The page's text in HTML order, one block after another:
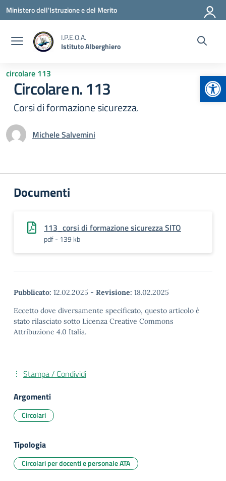
Vai ai contenuti
Vai al menu di navigazione
Vai al footer
Ministero dell'Istruzione e del Merito
I.P.E.O.A.
Istituto Alberghiero
circolare 113
Circolare n. 113
Corsi di formazione sicurezza.
Michele Salvemini
Documenti
113_corsi di formazione sicurezza SITO
pdf - 139 kb
Pubblicato: 12.02.2025 - Revisione: 18.02.2025
Eccetto dove diversamente specificato, questo articolo è
stato rilasciato sotto Licenza Creative Commons
Attribuzione 4.0 Italia.
Stampa / Condividi
Argomenti
Circolari
Tipologia
Circolari per docenti e personale ATA